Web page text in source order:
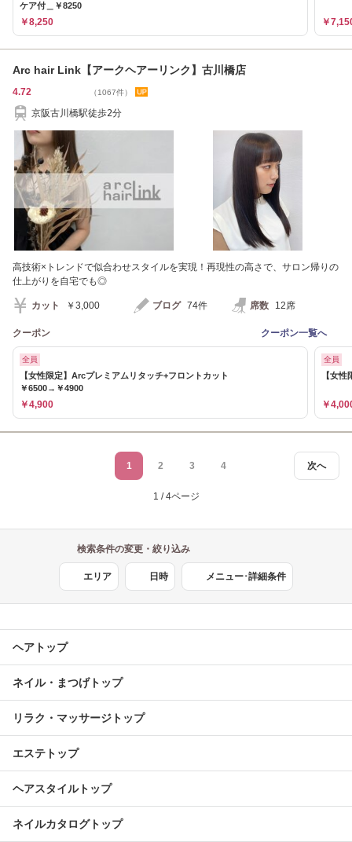
ケア付＿￥8250
￥8,250 ￥
Arc hair Link【アークヘアーリンク】古川橋店
4.72 （1067件）
京阪古川橋駅徒歩2分
高技術×トレンドで似合わせスタイルを実現！再現性の高さで、サロン帰りの
仕上がりを自宅でも◎
カット ￥3,000 ブログ 74件 席数 12席
クーポン クーポン一覧へ
全員
【女性限定】Arcプレミアムリタッチ+フロントカット
￥6500→￥4900
￥4,900
全員
【女
￥
次へ
1 2 3 4
1 / 4ページ
検索条件の変更・絞り込み
エリア 日時 メニュー･詳細条件
ヘアトップ
ネイル・まつげトップ
リラク・マッサージトップ
エステトップ
ヘアスタイルトップ
ネイルカタログトップ